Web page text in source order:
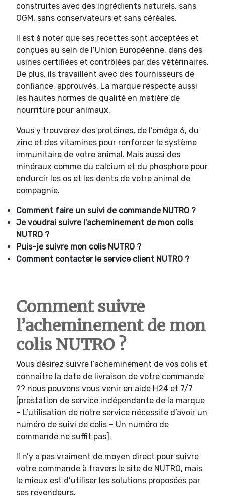
construites avec des ingrédients naturels, sans
OGM, sans conservateurs et sans céréales.
Il est à noter que ses recettes sont acceptées et
conçues au sein de l’Union Européenne, dans des
usines certifiées et contrôlées par des vétérinaires.
De plus, ils travaillent avec des fournisseurs de
confiance, approuvés. La marque respecte aussi
les hautes normes de qualité en matière de
nourriture pour animaux.
Vous y trouverez des protéines, de l’oméga 6, du
zinc et des vitamines pour renforcer le système
immunitaire de votre animal. Mais aussi des
minéraux comme du calcium et du phosphore pour
endurcir les os et les dents de votre animal de
compagnie.
Comment faire un suivi de commande NUTRO ?
Je voudrai suivre l’acheminement de mon colis
NUTRO ?
Puis-je suivre mon colis NUTRO ?
Comment contacter le service client NUTRO ?
Comment suivre
l’acheminement de mon
colis NUTRO ?
Vous désirez suivre l’acheminement de vos colis et
connaître la date de livraison de votre commande
?? nous pouvons vous venir en aide H24 et 7/7
[prestation de service indépendante de la marque
– L’utilisation de notre service nécessite d’avoir un
numéro de suivi de colis – Un numéro de
commande ne suffit pas].
Il n’y a pas vraiment de moyen direct pour suivre
votre commande à travers le site de NUTRO, mais
le mieux est d’utiliser les solutions proposées par
ses revendeurs.